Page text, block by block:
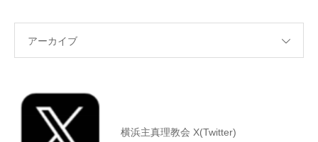
アーカイブ
横浜主真理教会 X(Twitter)